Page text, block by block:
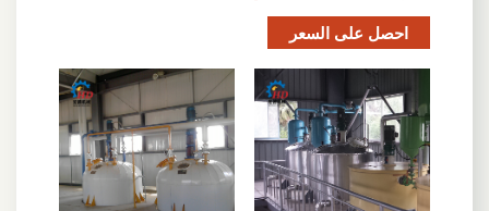
احصل على السعر